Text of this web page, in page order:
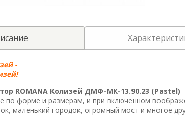
-
ROMANA Колизей ДМФ-МК-13.90.23 (Pastel)
по форме и размерам, и при включенном
маленький городок, огромный мост и многое